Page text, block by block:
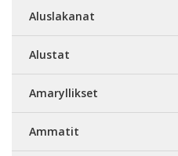
Aluslakanat
Alustat
Amaryllikset
Ammatit